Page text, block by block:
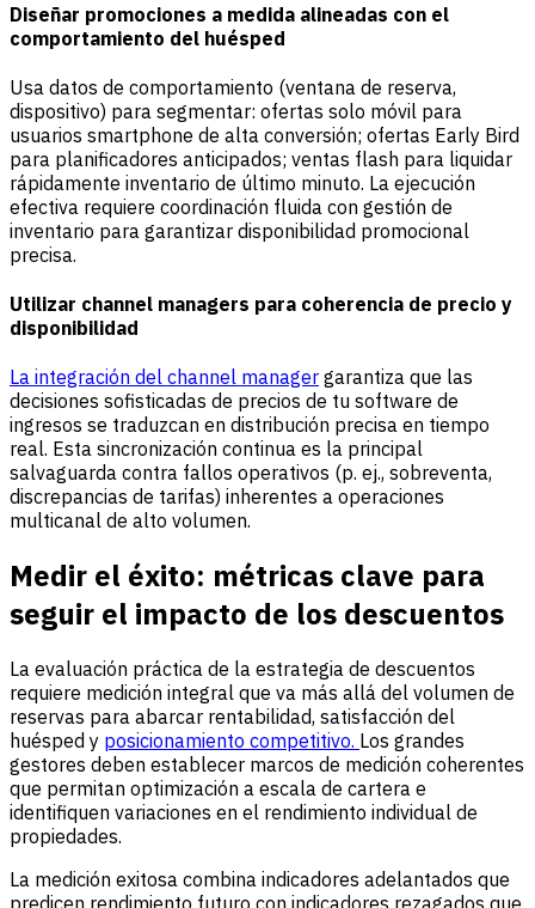
Diseñar promociones a medida alineadas con el
comportamiento del huésped
Usa datos de comportamiento (ventana de reserva,
dispositivo) para segmentar: ofertas solo móvil para
usuarios smartphone de alta conversión; ofertas Early Bird
para planificadores anticipados; ventas flash para liquidar
rápidamente inventario de último minuto. La ejecución
efectiva requiere coordinación fluida con gestión de
inventario para garantizar disponibilidad promocional
precisa.
Utilizar channel managers para coherencia de precio y
disponibilidad
La integración del channel manager garantiza que las
decisiones sofisticadas de precios de tu software de
ingresos se traduzcan en distribución precisa en tiempo
real. Esta sincronización continua es la principal
salvaguarda contra fallos operativos (p. ej., sobreventa,
discrepancias de tarifas) inherentes a operaciones
multicanal de alto volumen.
Medir el éxito: métricas clave para
seguir el impacto de los descuentos
La evaluación práctica de la estrategia de descuentos
requiere medición integral que va más allá del volumen de
reservas para abarcar rentabilidad, satisfacción del
huésped y posicionamiento competitivo. Los grandes
gestores deben establecer marcos de medición coherentes
que permitan optimización a escala de cartera e
identifiquen variaciones en el rendimiento individual de
propiedades.
La medición exitosa combina indicadores adelantados que